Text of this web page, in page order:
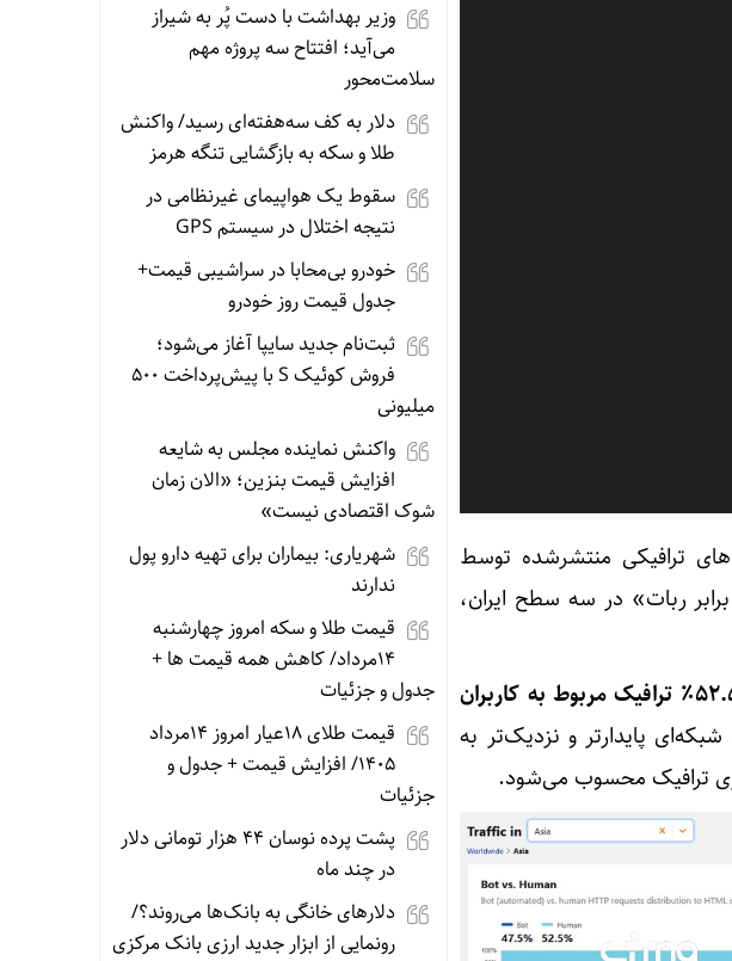
ترافیکی منتشرشده توسط
ربات» در سه سطح ایران،
52.5٪ ترافیک مربوط به کاربران
پایدارتر و نزدیک‌تر به
ترافیک محسوب می‌شود.
وزیر بهداشت با دست پُر به شیراز
می‌آید؛ افتتاح سه پروژه مهم
سلامت‌محور
دلار به کف سه‌هفته‌ای رسید/ واکنش
طلا و سکه به بازگشایی تنگه هرمز
سقوط یک هواپیمای غیرنظامی در
نتیجه اختلال در سیستم‌ GPS
خودرو بی‌محابا در سراشیبی قیمت+
جدول قیمت روز خودرو
ثبت‌نام جدید سایپا آغاز می‌شود؛
فروش کوئیک S با پیش‌پرداخت ۵۰۰
میلیونی
واکنش نماینده مجلس به شایعه
افزایش قیمت بنزین؛ «الان زمان
شوک اقتصادی نیست»
شهریاری: بیماران برای تهیه دارو پول
ندارند
قیمت طلا و سکه امروز چهارشنبه
14مرداد/ کاهش همه قیمت ها +
جدول و جزئیات
قیمت طلای 18عیار امروز 14مرداد
1405/ افزایش قیمت + جدول و
جزئیات
پشت پرده نوسان ۴۴ هزار تومانی دلار
در چند ماه
دلارهای خانگی به بانک‌ها می‌روند؟/
رونمایی از ابزار جدید ارزی بانک مرکزی